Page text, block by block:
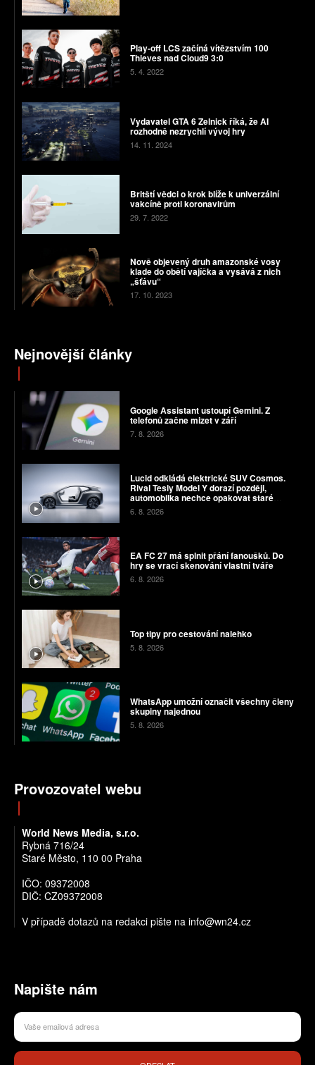
Play-off LCS začíná vítězstvím 100
Thieves nad Cloud9 3:0
5. 4. 2022
Vydavatel GTA 6 Zelnick říká, že AI
rozhodně nezrychlí vývoj hry
14. 11. 2024
Britští vědci o krok blíže k univerzální
vakcíně proti koronavirům
29. 7. 2022
Nově objevený druh amazonské vosy
klade do obětí vajíčka a vysává z nich
„šťávu“
17. 10. 2023
Nejnovější články
Google Assistant ustoupí Gemini. Z
telefonů začne mizet v září
7. 8. 2026
Lucid odkládá elektrické SUV Cosmos.
Rival Tesly Model Y dorazí později,
automobilka nechce opakovat staré
chyby
6. 8. 2026
EA FC 27 má splnit přání fanoušků. Do
hry se vrací skenování vlastní tváře
6. 8. 2026
Top tipy pro cestování nalehko
5. 8. 2026
WhatsApp umožní označit všechny členy
skupiny najednou
5. 8. 2026
Provozovatel webu
World News Media, s.r.o.
Rybná 716/24
Staré Město, 110 00 Praha
IČO: 09372008
DIČ: CZ09372008
V případě dotazů na redakci pište na info@wn24.cz
Napište nám